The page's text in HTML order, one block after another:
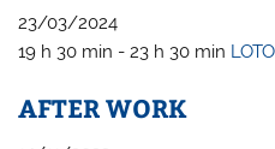
23/03/2024
19 h 30 min - 23 h 30 min
AFTER WORK